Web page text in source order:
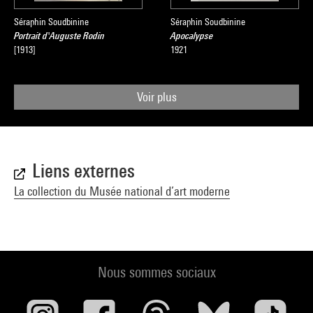
Séraphin Soudbinine
Portrait d'Auguste Rodin
[1913]
Séraphin Soudbinine
Apocalypse
1921
Voir plus
Liens externes
La collection du Musée national d’art moderne
Nous sommes sociaux